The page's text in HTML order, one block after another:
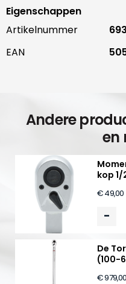
Eigenschappen
Artikelnummer
EAN
Andere
en
kop 1/
€ 49,00
-
De
(100-
€ 979,00